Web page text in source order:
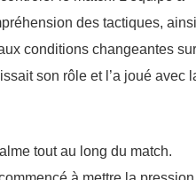
des tactiques, ainsi
conditions changeantes
son rôle et l’a joué avec
tout au long du match.